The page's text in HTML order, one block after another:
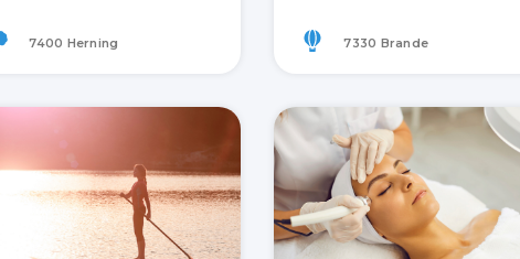
7400 Herning 7330 Brande